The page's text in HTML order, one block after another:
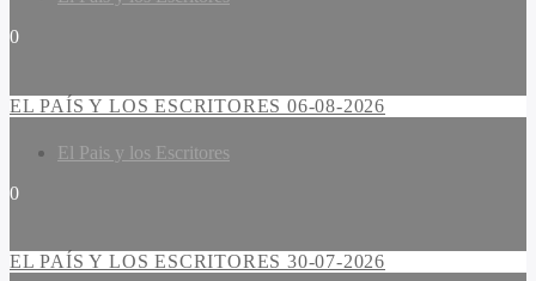
0
EL PAÍS Y LOS ESCRITORES 06-08-2026
El Pais y los Escritores
0
EL PAÍS Y LOS ESCRITORES 30-07-2026